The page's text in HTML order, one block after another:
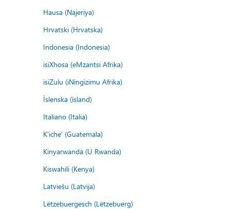
Hausa (Najeriya)
Hrvatski (Hrvatska)
Indonesia (Indonesia)
isiXhosa (eMzantsi Afrika)
isiZulu (iNingizimu Afrika)
Íslenska (ísland)
Italiano (Italia)
K'iche' (Guatemala)
Kinyarwanda (U Rwanda)
Kiswahili (Kenya)
Latviešu (Latvija)
Lëtzebuergesch (Lëtzebuerg)